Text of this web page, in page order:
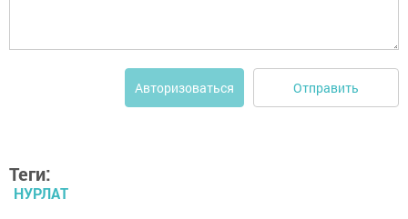
Авторизоваться Отправить
Теги:
НУРЛАТ